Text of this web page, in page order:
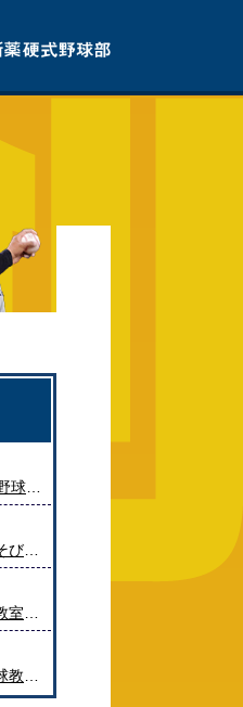
第12回京都野球協会学童野球教室で地域の少年野球チームを指導...
上総幼児園でうんどうあそびとまなびの教室を実施しました
六満こども園でうんどう教室・食育活動を実施しました
中学球児に対する出張野球教室を実施しました